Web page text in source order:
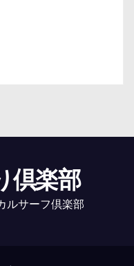
倶楽部
ルサーフ倶楽部